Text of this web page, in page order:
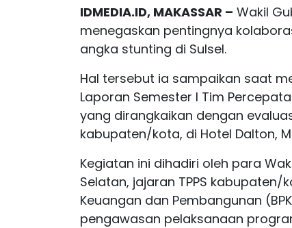
IDMEDIA.ID, MAKASSAR – Wakil
menegaskan pentingnya
angka stunting di Sulsel.
Hal tersebut ia sampaikan saat
Laporan Semester I Tim
yang dirangkaikan dengan
kabupaten/kota, di Hotel Dalton,
Kegiatan ini dihadiri oleh para
Selatan, jajaran TPPS
Keuangan dan Pembangunan
pengawasan pelaksanaan